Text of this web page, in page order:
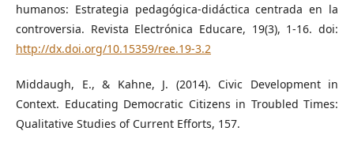
humanos: Estrategia pedagógica-didáctica centrada en la
controversia. Revista Electrónica Educare, 19(3), 1-16. doi:
http://dx.doi.org/10.15359/ree.19-3.2
Middaugh, E., & Kahne, J. (2014). Civic Development in
Context. Educating Democratic Citizens in Troubled Times:
Qualitative Studies of Current Efforts, 157.